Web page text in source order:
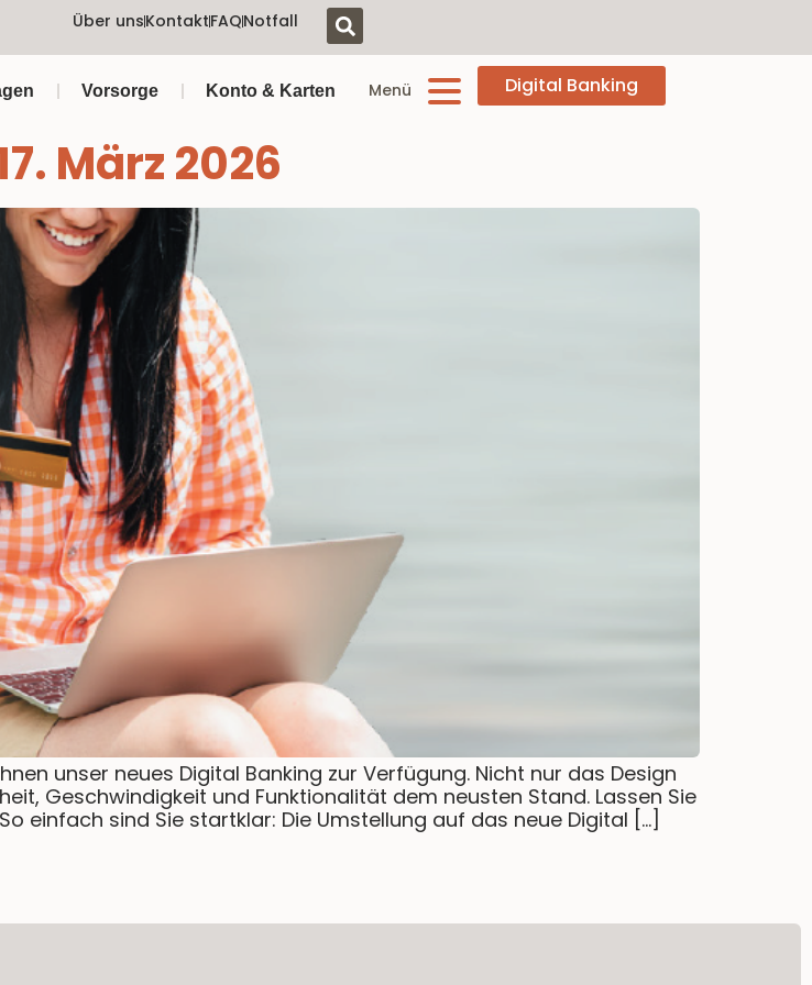
Über unsKontaktFAQNotfall
Vorsorge Konto & Karten Menü Digital Banking
März 2026
unser neues Digital Banking zur Verfügung. Nicht nur das Design
Geschwindigkeit und Funktionalität dem neusten Stand. Lassen Sie
einfach sind Sie startklar: Die Umstellung auf das neue Digital […]